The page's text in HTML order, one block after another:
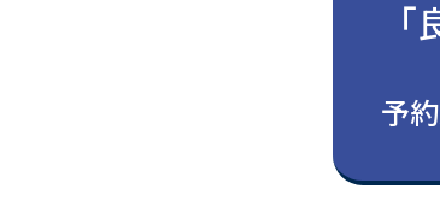
よくある
予